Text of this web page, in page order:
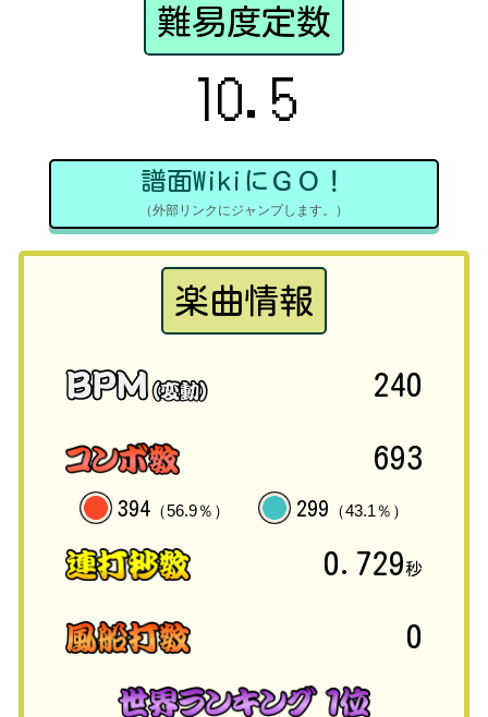
難易度定数
10.5
譜面WikiにＧＯ！
（外部リンクにジャンプします。）
楽曲情報
240
693
394 （56.9％） 299 （43.1％）
0.729秒
0